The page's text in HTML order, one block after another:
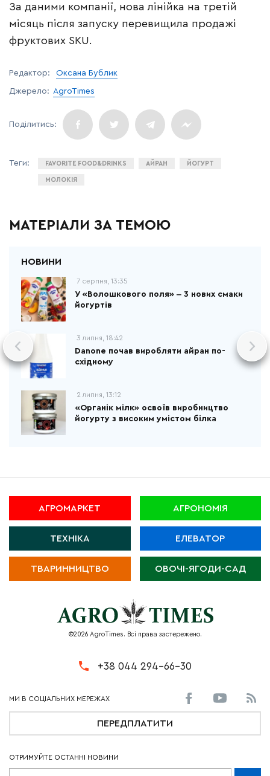
За даними компанії, нова лінійка на третій
місяць після запуску перевищила продажі
фруктових SKU.
Редактор: Оксана Бублик
Джерело: AgroTimes
FAVORITE FOOD&DRINKS АЙРАН ЙОГУРТ
МОЛОКІЯ
МАТЕРІАЛИ ЗА ТЕМОЮ
7 серпня, 13:35
У «Волошкового поля» ‒ 3 нових смаки
йогуртів
3 липня, 18:42
Danone почав виробляти айран по-
східному
2 липня, 13:12
«Органік мілк» освоїв виробництво
йогурту з високим умістом білка
АГРОМАРКЕТ АГРОНОМІЯ
ТЕХНІКА ЕЛЕВАТОР
ТВАРИННИЦТВО ОВОЧІ-ЯГОДИ-САД
©2026 AgroTimes. Всі права застережено.
+38 044 294-66-30
ПЕРЕДПЛАТИТИ
ОТРИМУЙТЕ ОСТАННІ НОВИНИ